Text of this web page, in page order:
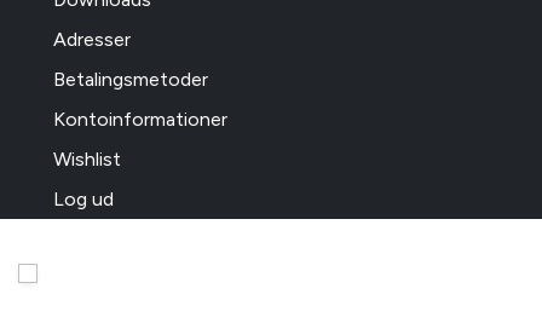
Adresser
Betalingsmetoder
Kontoinformationer
Wishlist
Log ud